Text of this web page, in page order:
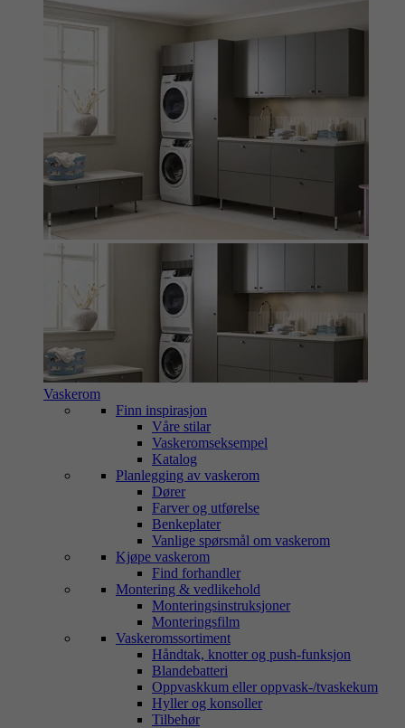
Vaskerom
Finn inspirasjon
Våre stilar
Vaskeromseksempel
Katalog
Planlegging av vaskerom
Dører
Farver og utførelse
Benkeplater
Vanlige spørsmål om vaskerom
Kjøpe vaskerom
Find forhandler
Montering & vedlikehold
Monteringsinstruksjoner
Monteringsfilm
Vaskeromssortiment
Håndtak, knotter og push-funksjon
Blandebatteri
Oppvaskkum eller oppvask-/tvaskekum
Hyller og konsoller
Tilbehør